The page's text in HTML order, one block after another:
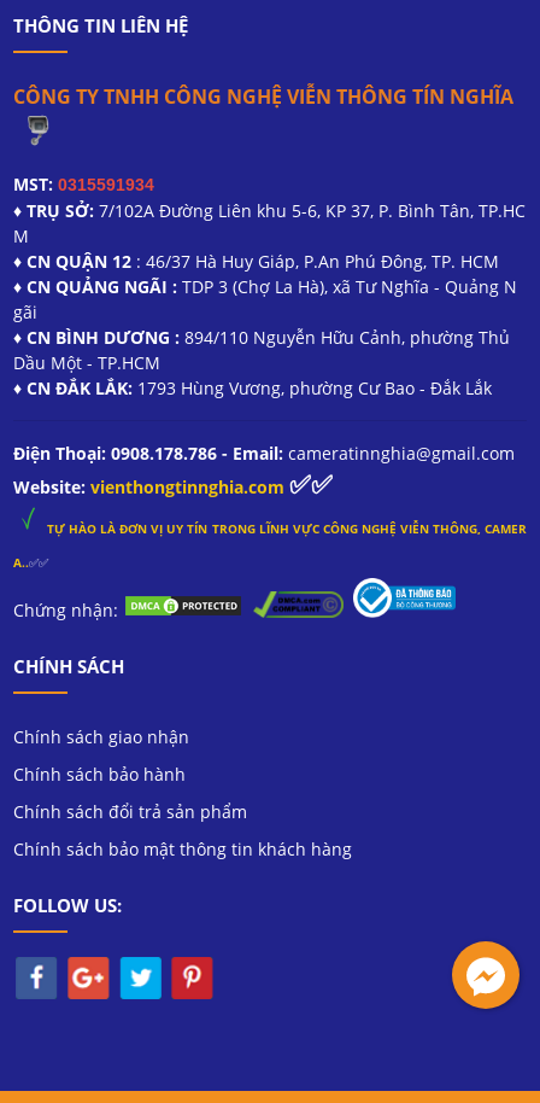
THÔNG TIN LIÊN HỆ
CÔNG TY TNHH CÔNG NGHỆ VIỄN THÔNG TÍN NGHĨA
MST: 0315591934
♦ TRỤ SỞ:7/102A Đường Liên khu 5-6, KP 37, P. Bình Tân, TP.HC
M
♦ CN QUẬN 12 : 46/37 Hà Huy Giáp, P.An Phú Đông, TP. HCM
♦ CN QUẢNG NGÃI : TDP 3 (Chợ La Hà), xã Tư Nghĩa - Quảng N
gãi
♦ CN BÌNH DƯƠNG : 894/110 Nguyễn Hữu Cảnh, phường Thủ
Dầu Một - TP.HCM
♦ CN ĐẮK LẮK: 1793 Hùng Vương, phường Cư Bao - Đắk Lắk
Điện Thoại: 0908.178.786 - Email:cameratinnghia@gmail.com
Website: vienthongtinnghia.com ✅✅
TỰ HÀO LÀ ĐƠN VỊ UY TÍN TRONG LĨNH VỰC CÔNG NGHỆ VIỄN THÔNG, CAMER
A..✅✅
Chứng nhận:
CHÍNH SÁCH
Chính sách giao nhận
Chính sách bảo hành
Chính sách đổi trả sản phẩm
Chính sách bảo mật thông tin khách hàng
FOLLOW US: